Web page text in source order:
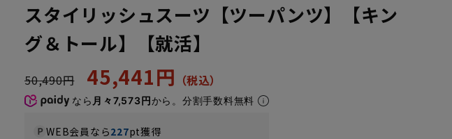
スタイリッシュスーツ【ツーパンツ】【キン
グ＆トール】【就活】
50,490円 45,441円
なら 月々7,573円から。分割手数料無料
WEB会員なら227pt獲得